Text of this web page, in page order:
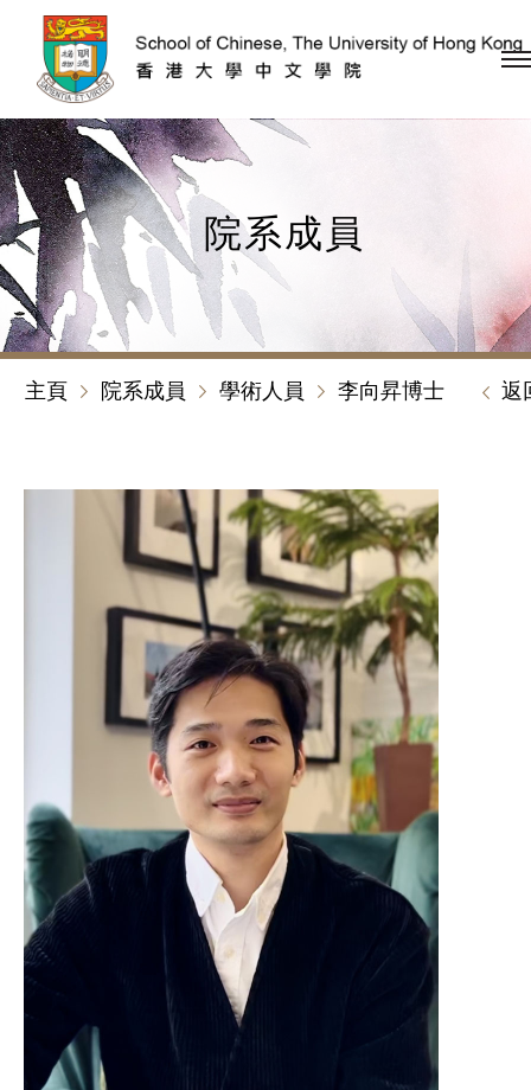
跳到內容（按回車鍵）
院系成員
主頁 院系成員 學術人員 李向昇博士 返